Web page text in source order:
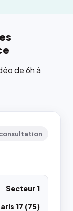
de 6h à
Secteur 1
17 (75)